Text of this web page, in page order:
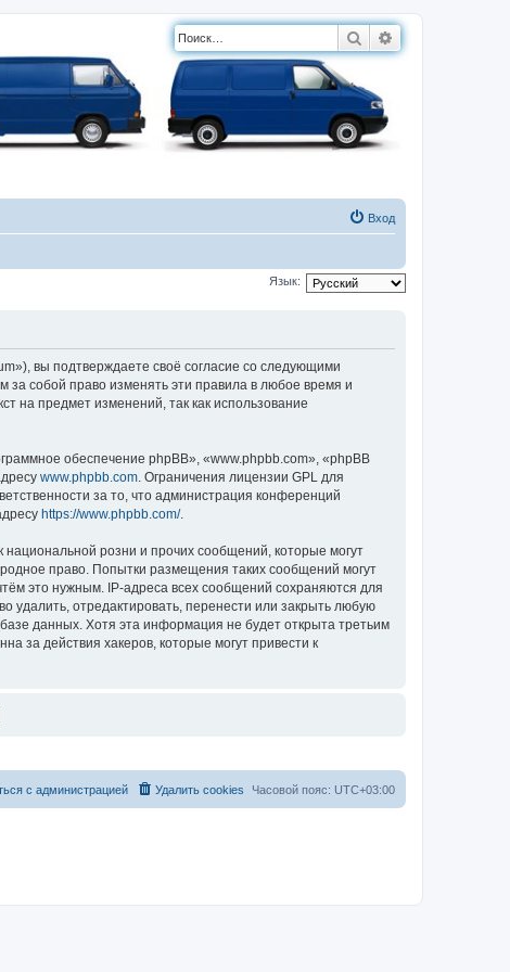
Поиск
Вход
Язык:
вы подтверждаете своё согласие со следующими
собой право изменять эти правила в любое время и
на предмет изменений, так как использование
обеспечение phpBB», «www.phpbb.com», «phpBB
www.phpbb.com. Ограничения лицензии GPL для
за то, что администрация конференций
https://www.phpbb.com/.
розни и прочих сообщений, которые могут
право. Попытки размещения таких сообщений могут
это нужным. IP-адреса всех сообщений сохраняются для
удалить, отредактировать, перенести или закрыть любую
данных. Хотя эта информация не будет открыта третьим
за действия хакеров, которые могут привести к
Часовой пояс: UTC+03:00
Удалить cookies
с администрацией